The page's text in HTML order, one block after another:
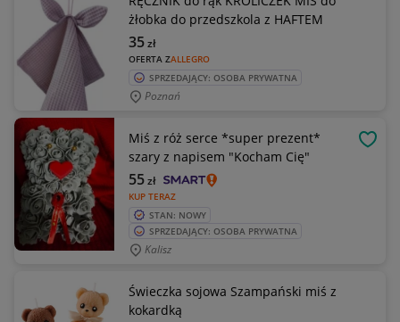
żłobka do przedszkola z HAFTEM
OFERTA ZALLEGRO
35zł
SPRZEDAJĄCY: OSOBA PRYWATNA
Poznań
Miś z róż serce *super prezent*
szary z napisem "Kocham Cię"
KUP TERAZ
55zł
STAN: NOWY
SPRZEDAJĄCY: OSOBA PRYWATNA
Kalisz
Świeczka sojowa Szampański miś z
kokardką